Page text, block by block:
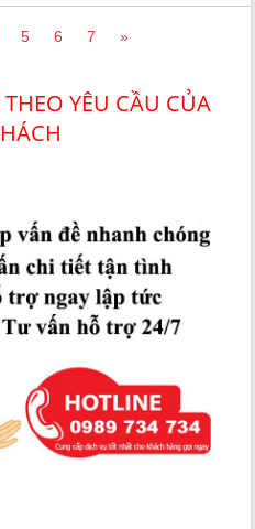
5 6 7 »
YÊU CẦU CỦA